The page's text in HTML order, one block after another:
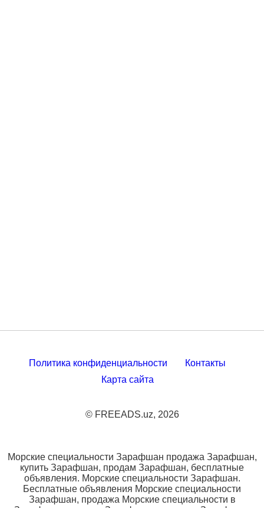
Политика конфиденциальности
Контакты
Карта сайта
© FREEADS.uz, 2026
Морские специальности Зарафшан продажа Зарафшан,
купить Зарафшан, продам Зарафшан, бесплатные
объявления. Морские специальности Зарафшан.
Бесплатные объявления Морские специальности
Зарафшан, продажа Морские специальности в